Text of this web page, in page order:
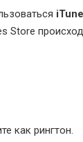
Store
как рингтон.